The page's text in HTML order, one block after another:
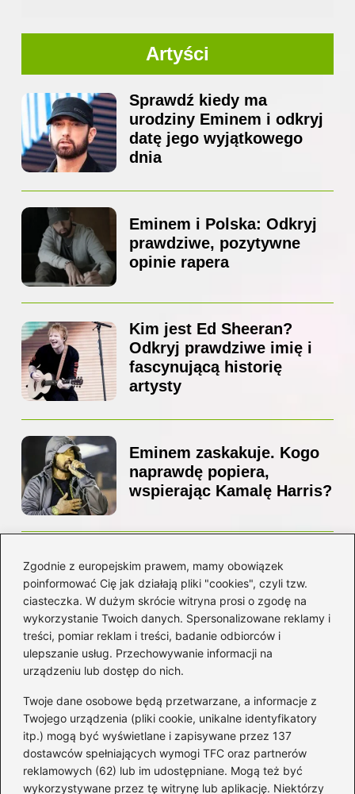
Zgodnie z europejskim prawem, mamy obowiązek
poinformować Cię jak działają pliki "cookies", czyli tzw.
ciasteczka. W dużym skrócie witryna prosi o zgodę na
wykorzystanie Twoich danych. Spersonalizowane reklamy i
treści, pomiar reklam i treści, badanie odbiorców i
ulepszanie usług. Przechowywanie informacji na
urządzeniu lub dostęp do nich.
Twoje dane osobowe będą przetwarzane, a informacje z
Twojego urządzenia (pliki cookie, unikalne identyfikatory
itp.) mogą być wyświetlane i zapisywane przez 137
dostawców spełniających wymogi TFC oraz partnerów
reklamowych (62) lub im udostępniane. Mogą też być
wykorzystywane przez tę witrynę lub aplikację. Niektórzy
Artyści
Sprawdź kiedy ma
urodziny Eminem i odkryj
datę jego wyjątkowego
dnia
Eminem i Polska: Odkryj
prawdziwe, pozytywne
opinie rapera
Kim jest Ed Sheeran?
Odkryj prawdziwe imię i
fascynującą historię
artysty
Eminem zaskakuje. Kogo
naprawdę popiera,
wspierając Kamalę Harris?
Z jakiego kraju pochodzi
Ed Sheeran? Poznaj jego
niezwykłą historię i
korzenie
Kategorie
Artyści (16)
Filmowa muzyka(101)
Gitara(69)
Gra na instrumencie (59)